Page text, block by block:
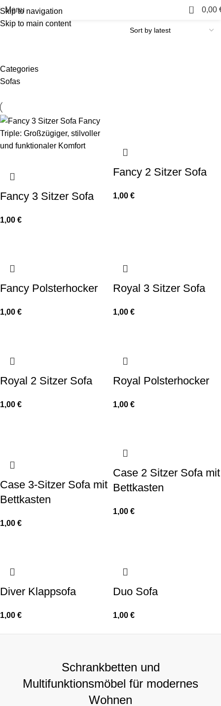
Skip to navigation
Skip to main content
Menu 0 0,00
Categories
Sofas
Fancy 3 Sitzer Sofa
1,00 €
Fancy 2 Sitzer Sofa
1,00 €
Fancy Polsterhocker
1,00 €
Royal 3 Sitzer Sofa
1,00 €
Royal 2 Sitzer Sofa
1,00 €
Royal Polsterhocker
1,00 €
Case 3-Sitzer Sofa mit
Bettkasten
1,00 €
Case 2 Sitzer Sofa mit
Bettkasten
1,00 €
Diver Klappsofa
1,00 €
Duo Sofa
1,00 €
Schrankbetten und
Multifunktionsmöbel für modernes
Wohnen